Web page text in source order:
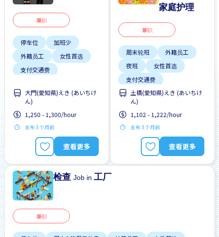
兼职
停车位
加班少
外籍员工
女性首选
支付交通费
男性首选
自行车停放处
大門(愛知県)えき (あいちけ
ん)
1,250 - 1,300/hour
发布 3 个月前
查看更多
家庭护理
兼职
周末轮班
外籍员工
夜班
女性首选
支付交通费
无经验要求
早班
有机会被录取全职工作
男性首选
土橋(愛知県)えき (あいちけ
ん)
1,102 - 1,222/hour
发布 3 个月前
查看更多
检查Job in工厂
兼职